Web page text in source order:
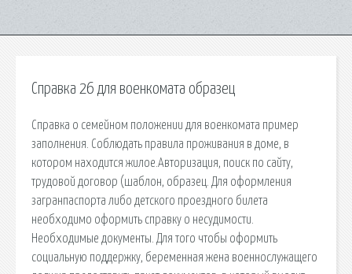
Справка 26 для военкомата образец
Справка о семейном положении для военкомата пример
заполнения. Соблюдать правила проживания в доме, в
котором находится жилое.Авторизация, поиск по сайту,
трудовой договор (шаблон, образец. Для оформления
загранпаспорта либо детского проездного билета
необходимо оформить справку о несудимости.
Необходимые документы. Для того чтобы оформить
социальную поддержку, беременная жена военнослужащего